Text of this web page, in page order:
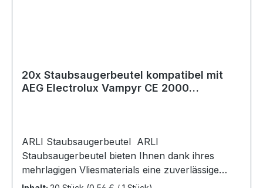
20x Staubsaugerbeutel kompatibel mit
AEG Electrolux Vampyr CE 2000
ARLI Staubsaugerbeutel ARLI
Staubsaugerbeutel bieten Ihnen dank ihres
mehrlagigen Vliesmaterials eine zuverlässige
Lösung für Ihre Reinigungsbedürfnisse. Sie sind